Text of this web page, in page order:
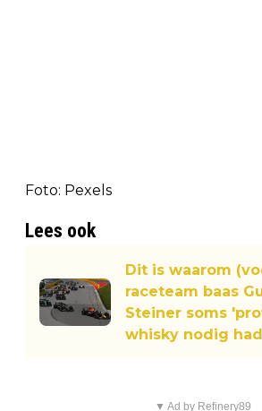
Foto: Pexels
Lees ook
Dit is waarom
raceteam baas
Steiner soms
whisky nodig had
▼ Ad by Refinery89